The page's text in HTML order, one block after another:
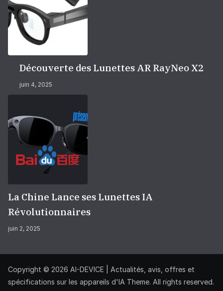
Découverte des Lunettes AR RayNeo X2
juin 4, 2025
La Chine Lance ses Lunettes IA
Révolutionnaires
juin 2, 2025
Copyright © 2026 AI-DEVICE | Actualités, avis, offres et
spécifications sur les appareils d'IA Theme. All rights reserved.